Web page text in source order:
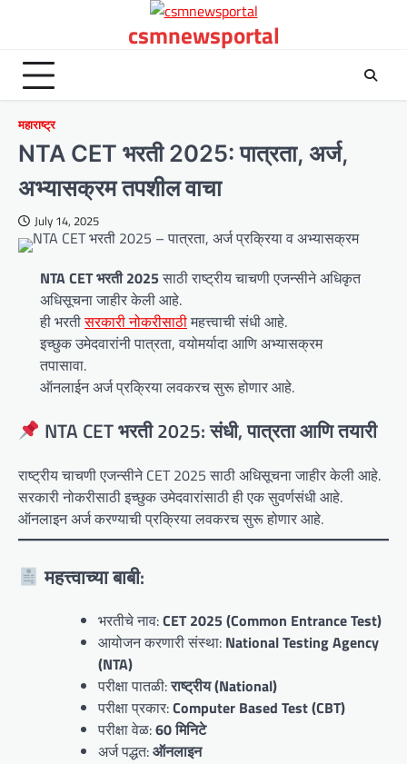
csmnewsportal
महाराष्ट्र
NTA CET भरती 2025: पात्रता, अर्ज,
अभ्यासक्रम तपशील वाचा
July 14, 2025
NTA CET भरती 2025साठी राष्ट्रीय चाचणी एजन्सीने अधिकृत
अधिसूचना जाहीर केली आहे.
ही भरतीसरकारी नोकरीसाठीमहत्त्वाची संधी आहे.
इच्छुक उमेदवारांनी पात्रता, वयोमर्यादा आणि अभ्यासक्रम
तपासावा.
ऑनलाईन अर्ज प्रक्रिया लवकरच सुरू होणार आहे.
NTA CET भरती 2025: संधी, पात्रता आणि तयारी
राष्ट्रीय चाचणी एजन्सीने CET 2025 साठी अधिसूचना जाहीर केली आहे.
सरकारी नोकरीसाठी इच्छुक उमेदवारांसाठी ही एक सुवर्णसंधी आहे.
ऑनलाइन अर्ज करण्याची प्रक्रिया लवकरच सुरू होणार आहे.
महत्त्वाच्या बाबी:
भरतीचे नाव:CET 2025 (Common Entrance Test)
आयोजन करणारी संस्था: National Testing Agency
(NTA)
परीक्षा पातळी:राष्ट्रीय (National)
परीक्षा प्रकार:Computer Based Test (CBT)
परीक्षा वेळ:60 मिनिटे
अर्ज पद्धत:ऑनलाइन